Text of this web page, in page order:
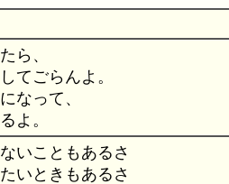
ら、
てごらんよ。
なって、
よ。
いこともあるさ
いときもあるさ